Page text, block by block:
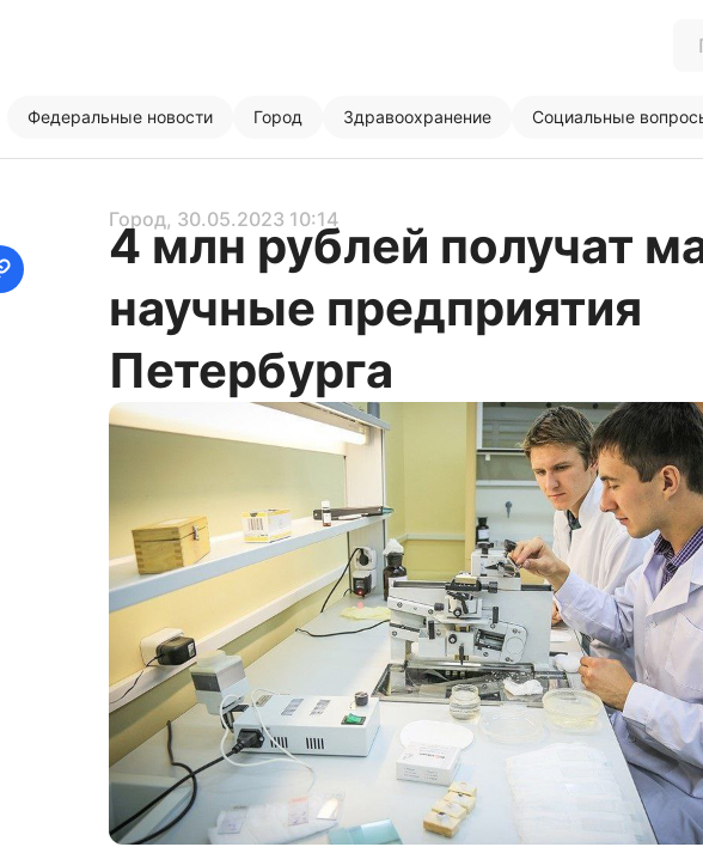
Федеральные новости Город Здравоохранение Социальные
Город, 30.05.2023 10:14
4 млн рублей получат
научные предприятия
Петербурга